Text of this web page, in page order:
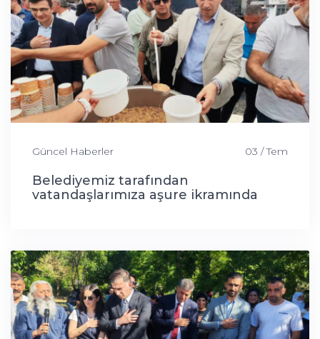
Güncel Haberler 03 / Tem
Belediyemiz tarafından
vatandaşlarımıza aşure ikramında